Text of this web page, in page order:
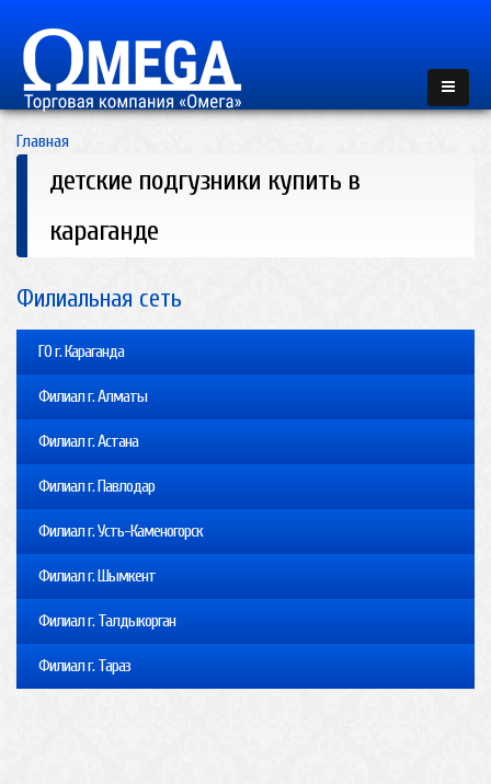
Главная
детские подгузники купить в
караганде
Филиальная сеть
ГО г. Караганда
Филиал г. Алматы
Филиал г. Астана
Филиал г. Павлодар
Филиал г. Усть-Каменогорск
Филиал г. Шымкент
Филиал г. Талдыкорган
Филиал г. Тараз